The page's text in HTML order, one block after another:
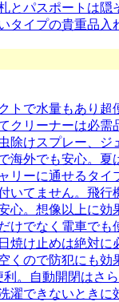
とパスポートは隠
タイプの貴重品入
トで水量もあり超
クリーナーは必需
除けスプレー、ジ
海外でも安心。夏
リーに通せるタイ
いてません。飛行
心。想像以上に効
けでなく電車でも
焼け止めは絶対に
くので防犯にも効
。自動開閉はさ
濯できないときに